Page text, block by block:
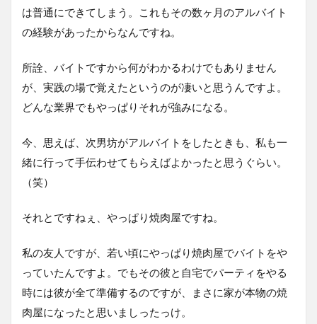
は普通にできてしまう。これもその数ヶ月のアルバイト
の経験があったからなんですね。
所詮、バイトですから何がわかるわけでもありません
が、実践の場で覚えたというのが凄いと思うんですよ。
どんな業界でもやっぱりそれが強みになる。
今、思えば、次男坊がアルバイトをしたときも、私も一
緒に行って手伝わせてもらえばよかったと思うぐらい。
（笑）
それとですねぇ、やっぱり焼肉屋ですね。
私の友人ですが、若い頃にやっぱり焼肉屋でバイトをや
っていたんですよ。でもその彼と自宅でパーティをやる
時には彼が全て準備するのですが、まさに家が本物の焼
肉屋になったと思いましったっけ。